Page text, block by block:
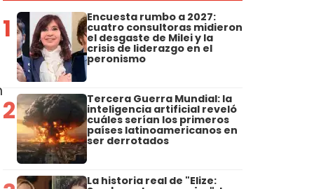
1 Encuesta rumbo a 2027:
cuatro consultoras midieron
el desgaste de Milei y la
crisis de liderazgo en el
peronismo
2 Tercera Guerra Mundial: la
inteligencia artificial reveló
cuáles serían los primeros
países latinoamericanos en
ser derrotados
La historia real de "Elize: